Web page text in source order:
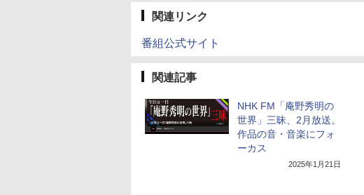
関連リンク
番組公式サイト
関連記事
NHK FM「庵野秀明の
世界」三昧、2月放送。
作品の音・音楽にフォ
ーカス
2025年1月21日